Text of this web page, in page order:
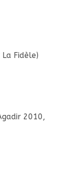
Fidèle)
2010,